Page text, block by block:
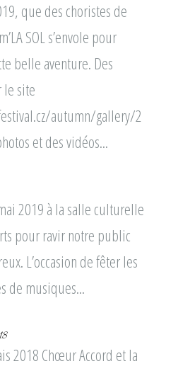
que des choristes de
SOL s’envole pour
belle aventure. Des
le site
autumn/gallery/2
et des vidéos...
2019 à la salle culturelle
pour ravir notre public
L’occasion de fêter les
de musiques...
2018 Chœur Accord et la